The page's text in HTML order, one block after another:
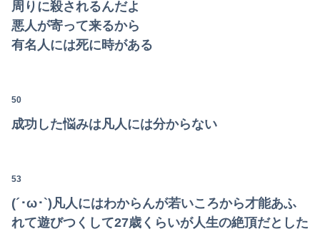
周りに殺されるんだよ
悪人が寄って来るから
有名人には死に時がある
50
成功した悩みは凡人には分からない
53
(´･ω･`)凡人にはわからんが若いころから才能あふ
れて遊びつくして27歳くらいが人生の絶頂だとした